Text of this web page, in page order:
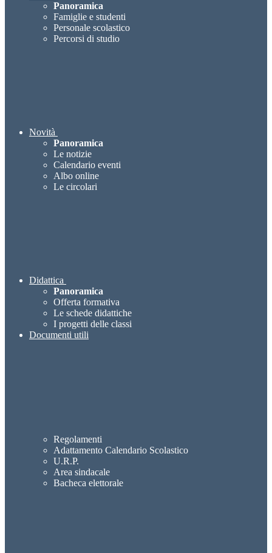
Panoramica
Famiglie e studenti
Personale scolastico
Percorsi di studio
Novità
Panoramica
Le notizie
Calendario eventi
Albo online
Le circolari
Didattica
Panoramica
Offerta formativa
Le schede didattiche
I progetti delle classi
Documenti utili
Regolamenti
Adattamento Calendario Scolastico
U.R.P.
Area sindacale
Bacheca elettorale